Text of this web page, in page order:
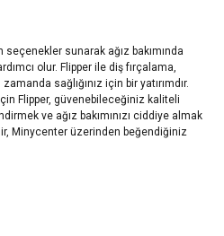
sunarak ağız bakımında
olur. Flipper ile diş fırçalama,
sağlığınız için bir yatırımdır.
Flipper, güvenebileceğiniz kaliteli
ve ağız bakımınızı ciddiye almak
Minycenter üzerinden beğendiğiniz